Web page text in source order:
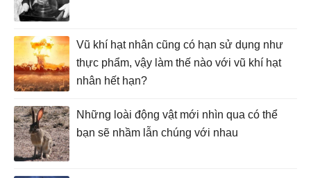
Vũ khí hạt nhân cũng có hạn sử dụng như
thực phẩm, vậy làm thế nào với vũ khí hạt
nhân hết hạn?
Những loài động vật mới nhìn qua có thể
bạn sẽ nhầm lẫn chúng với nhau